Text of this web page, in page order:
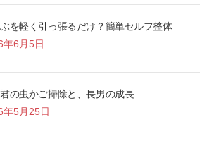
を軽く引っ張るだけ？簡単セルフ整体
年6月5日
の虫かご掃除と、長男の成長
年5月25日